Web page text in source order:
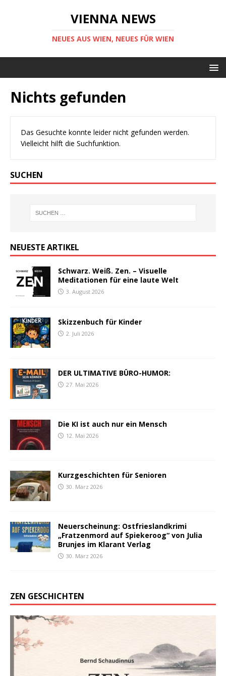
VIENNA NEWS
NEUES AUS WIEN, NEUES FÜR WIEN
Nichts gefunden
Das Gesuchte konnte leider nicht gefunden werden.
Vielleicht hilft die Suchfunktion.
SUCHEN
NEUESTE ARTIKEL
Schwarz. Weiß. Zen. – Visuelle
Meditationen für eine laute Welt
3. August 2026
Skizzenbuch für Kinder
2. Juli 2026
DER ULTIMATIVE BÜRO-HUMOR:
27. Mai 2026
Die KI ist auch nur ein Mensch
12. Mai 2026
Kurzgeschichten für Senioren
30. März 2026
Neuerscheinung: Ostfrieslandkrimi
„Fratzenmord auf Spiekeroog“ von Julia
Brunjes im Klarant Verlag
30. März 2026
ZEN GESCHICHTEN